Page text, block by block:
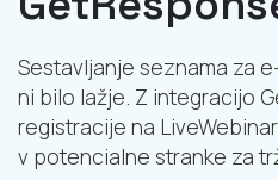
Sestavljanje seznama za
ni bilo lažje. Z integracijo
registracije na
v potencialne stranke za